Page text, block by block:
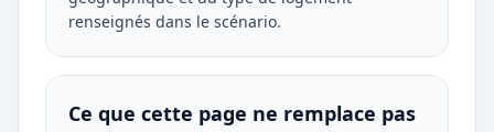
renseignés dans le scénario.
Ce que cette page ne remplace pas